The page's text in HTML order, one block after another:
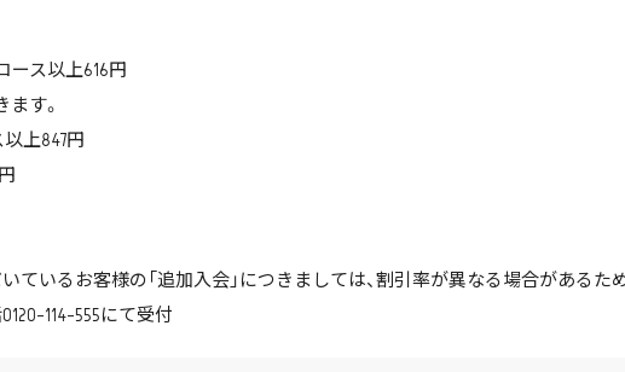
ース以上616円
す。
以上847円
ているお客様の「追加入会」につきましては、割引率が異なる場合があるた
114-555にて受付